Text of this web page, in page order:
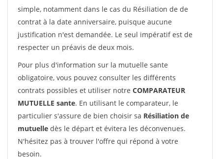
simple, notamment dans le cas du Résiliation de de
contrat à la date anniversaire, puisque aucune
justification n'est demandée. Le seul impératif est de
respecter un préavis de deux mois.
Pour plus d'information sur la mutuelle sante
obligatoire, vous pouvez consulter les différents
contrats possibles et utiliser notre COMPARATEUR
MUTUELLE sante. En utilisant le comparateur, le
particulier s'assure de bien choisir sa Résiliation de
mutuelle dès le départ et évitera les déconvenues.
N'hésitez pas à trouver l'offre qui répond à votre
besoin.